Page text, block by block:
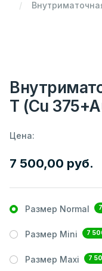
T (Cu
Цена:
7 500,00 руб.
Размер Normal
Размер Mini 7
Размер Maxi 7